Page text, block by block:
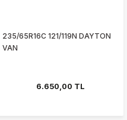
235/65R16C 121/119N DAYTON
VAN
6.650,00 TL